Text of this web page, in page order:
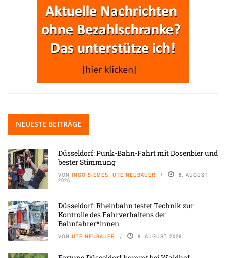
NEUESTE BEITRÄGE
Düsseldorf: Punk-Bahn-Fahrt mit Dosenbier und
bester Stimmung
VON INGO SIEMES, UTE NEUBAUER 8. AUGUST
2026
Düsseldorf: Rheinbahn testet Technik zur
Kontrolle des Fahrverhaltens der
Bahnfahrer*innen
VON UTE NEUBAUER 8. AUGUST 2026